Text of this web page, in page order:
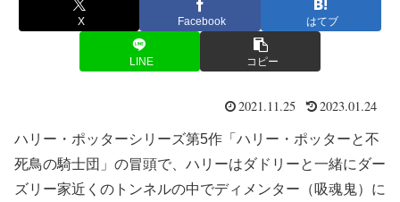
X Facebook はてブ
LINE コピー
2021.11.25 2023.01.24
ハリー・ポッターシリーズ第5作「ハリー・ポッターと不
死鳥の騎士団」の冒頭で、ハリーはダドリーと一緒にダー
ズリー家近くのトンネルの中でディメンター（吸魂鬼）に